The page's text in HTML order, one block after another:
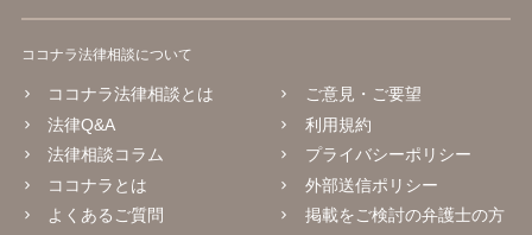
ココナラ法律相談について
ココナラ法律相談とは
法律Q&A
法律相談コラム
ココナラとは
よくあるご質問
ご意見・ご要望
利用規約
プライバシーポリシー
外部送信ポリシー
掲載をご検討の弁護士の方